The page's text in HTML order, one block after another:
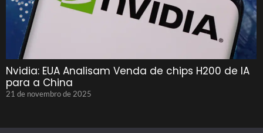
Nvidia: EUA Analisam Venda de chips H200 de IA
para a China
21 de novembro de 2025